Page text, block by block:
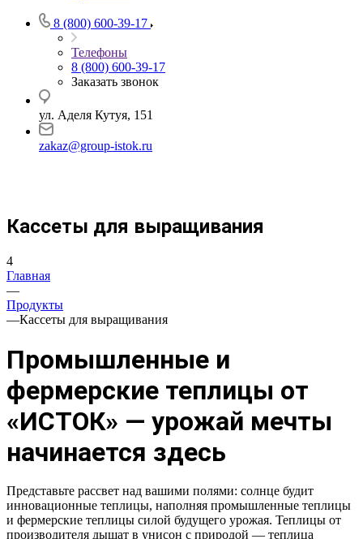
8 (800) 600-39-17
Телефоны
8 (800) 600-39-17
Заказать звонок
ул. Аделя Кутуя, 151
zakaz@group-istok.ru
Кассеты для выращивания
4
Главная
—
Продукты
—Кассеты для выращивания
Промышленные и
фермерские теплицы от
«ИСТОК» — урожай мечты
начинается здесь
Представьте рассвет над вашими полями: солнце будит
инновационные теплицы, наполняя промышленные теплицы
и фермерские теплицы силой будущего урожая. Теплицы от
производителя дышат в унисон с природой — теплица